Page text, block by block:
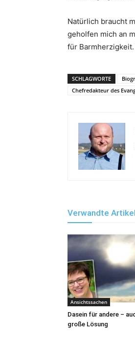
Natürlich braucht
geholfen mich an
für
SCHLAGWORTE
Chefredakteur des
Verwandte Artikel
Ansichtssachen
Dasein für andere –
große Lösung